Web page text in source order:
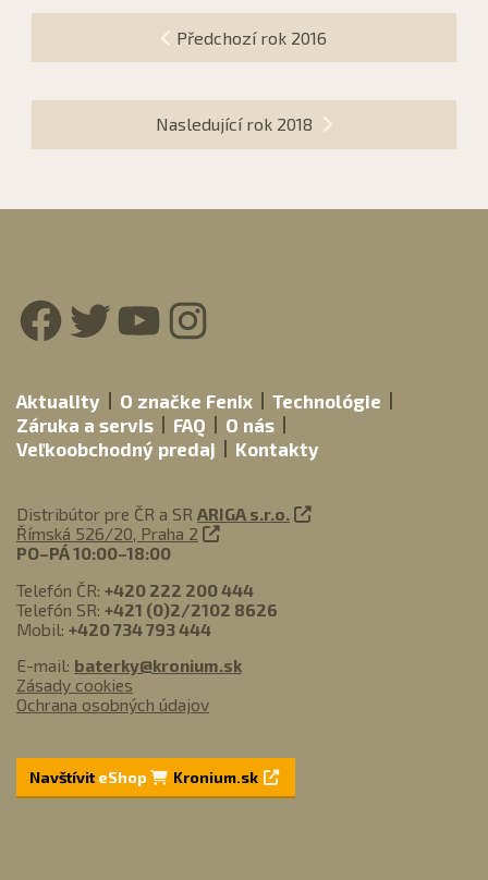
Předchozí rok 2016
Nasledující rok 2018
Facebook
Twitter
YouTube
Aktuality O značke Fenix
Technológie
Záruka a servis
FAQ
O nás
Veľkoobchodný predaj
Kontakty
Distribútor pre ČR a SR ARIGA s.r.o.
Římská 526/20, Praha 2
PO–PÁ 10:00–18:00
Telefón ČR: +420 222 200 444
Telefón SR: +421 (0)2/2102 8626
Mobil: +420 734 793 444
E-mail: baterky@kronium.sk
Zásady cookies
Ochrana osobných údajov
NavštíviteShop Kronium.sk